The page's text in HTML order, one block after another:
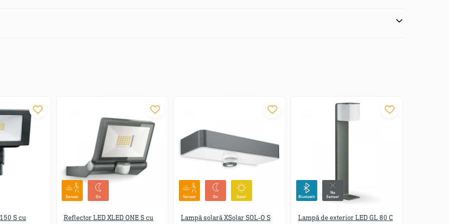
S cu
Reflector LED XLED ONE S cu
Lampă solară XSolar SOL-O S
Lampă de exterior LED GL 80 C